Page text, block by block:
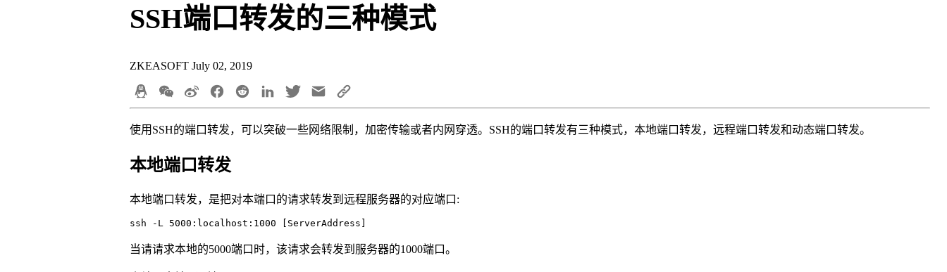
SSH端口转发的三种模式
ZKEASOFT July 02, 2019
使用SSH的端口转发，可以突破一些网络限制，加密传输或者内网穿透。SSH的端口转发有三种模式，本地端口转发，远程端口转发和动态端口转发。
本地端口转发
本地端口转发，是把对本端口的请求转发到远程服务器的对应端口:
ssh -L 5000:localhost:1000 [ServerAddress]
当请请求本地的5000端口时，该请求会转发到服务器的1000端口。